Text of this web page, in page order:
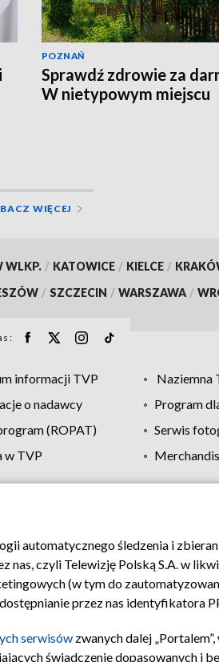
POZNAŃ
Sprawdź zdrowie za
W nietypowym miejscu
WIĘCEJ
WLKP. / KATOWICE / KIELCE /
/ SZCZECIN / WARSZAWA /
informacji TVP Naziemna
o nadawcy
Program
(ROPAT)
Serwis
w TVP
Moje zgody Pomoc Biuro
automatycznego śledzenia i
czyli Telewizję Polską S.A. w
(w tym do
przez nas identyfikatora
serwisów zwanych dalej
świadczenie dopasowanych i